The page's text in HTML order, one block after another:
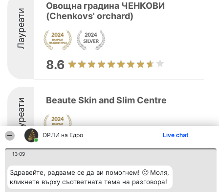
ОРЛИ на Едро Live chat
13:09
Здравейте, радваме се да ви помогнем! 🙂 Моля,
кликнете върху съответната тема на разговора!
Лауреати
Овощна градина ЧЕНКОВИ
(Chenkovs' orchard)
8.6
Лауреати Beaute Skin and Slim Centre
8.4
Организатор на
класиране
Класация
Победители
Контакти
Контакти